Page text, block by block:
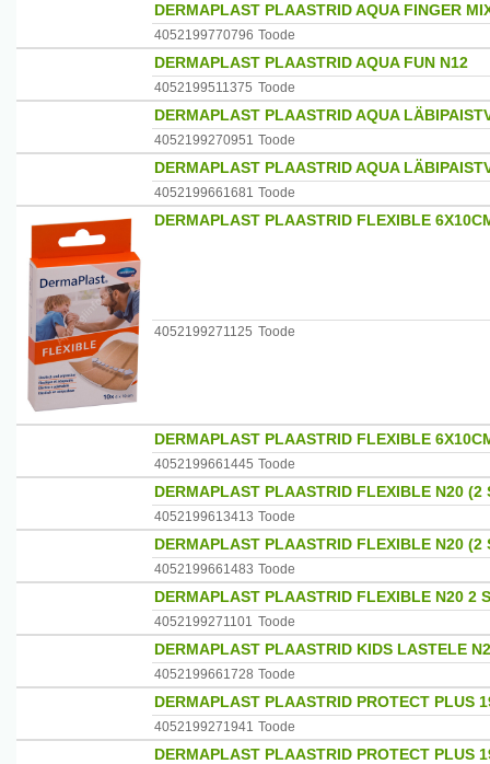
DERMAPLAST PLAASTRID AQUA FINGER
4052199770796 Toode
DERMAPLAST PLAASTRID AQUA FUN N12
4052199511375 Toode
DERMAPLAST PLAASTRID AQUA
4052199270951 Toode
DERMAPLAST PLAASTRID AQUA
4052199661681 Toode
DERMAPLAST PLAASTRID FLEXIBLE
4052199271125 Toode
DERMAPLAST PLAASTRID FLEXIBLE
4052199661445 Toode
DERMAPLAST PLAASTRID FLEXIBLE N20 (2
4052199613413 Toode
DERMAPLAST PLAASTRID FLEXIBLE N20 (2
4052199661483 Toode
DERMAPLAST PLAASTRID FLEXIBLE N20 2
4052199271101 Toode
DERMAPLAST PLAASTRID KIDS LASTELE
4052199661728 Toode
DERMAPLAST PLAASTRID PROTECT PLUS
4052199271941 Toode
DERMAPLAST PLAASTRID PROTECT PLUS